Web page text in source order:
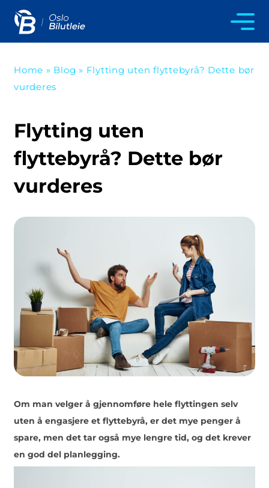
Home » Blog » Flytting uten flyttebyrå? Dette bør
vurderes
Flytting uten
flyttebyrå? Dette bør
vurderes
Om man velger å gjennomføre hele flyttingen selv
uten å engasjere et flyttebyrå, er det mye penger å
spare, men det tar også mye lengre tid, og det krever
en god del planlegging.